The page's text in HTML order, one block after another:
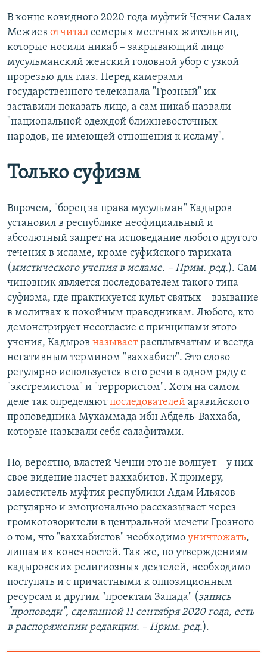
В конце ковидного 2020 года муфтий Чечни Салах
Межиев отчитал семерых местных жительниц,
которые носили никаб – закрывающий лицо
мусульманский женский головной убор с узкой
прорезью для глаз. Перед камерами
государственного телеканала "Грозный" их
заставили показать лицо, а сам никаб назвали
"национальной одеждой ближневосточных
народов, не имеющей отношения к исламу".
Только суфизм
Впрочем, "борец за права мусульман" Кадыров
установил в республике неофициальный и
абсолютный запрет на исповедание любого другого
течения в исламе, кроме суфийского тариката
(мистического учения в исламе. – Прим. ред.). Сам
чиновник является последователем такого типа
суфизма, где практикуется культ святых – взывание
в молитвах к покойным праведникам. Любого, кто
демонстрирует несогласие с принципами этого
учения, Кадыров называетрасплывчатым и всегда
негативным термином "ваххабист". Это слово
регулярно используется в его речи в одном ряду с
"экстремистом" и "террористом". Хотя на самом
деле так определяютпоследователей аравийского
проповедника Мухаммада ибн Абдель-Ваххаба,
которые называли себя салафитами.
Но, вероятно, властей Чечни это не волнует – у них
свое видение насчет ваххабитов. К примеру,
заместитель муфтия республики Адам Ильясов
регулярно и эмоционально рассказывает через
громкоговорители в центральной мечети Грозного
о том, что "ваххабистов" необходимо уничтожать,
лишая их конечностей. Так же, по утверждениям
кадыровских религиозных деятелей, необходимо
поступать и с причастными к оппозиционным
ресурсам и другим "проектам Запада" (запись
"проповеди", сделанной 11 сентября 2020 года, есть
в распоряжении редакции. – Прим. ред.).